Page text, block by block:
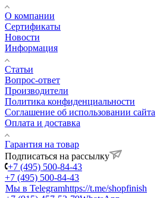
О компании
Сертификаты
Новости
Информация
Статьи
Вопрос-ответ
Производители
Политика конфиденциальности
Соглашение об использовании сайта
Оплата и доставка
Гарантия на товар
Подписаться на рассылку
+7 (495) 500-84-43
+7 (495) 500-84-43
Мы в Telegramhttps://t.me/shopfinish